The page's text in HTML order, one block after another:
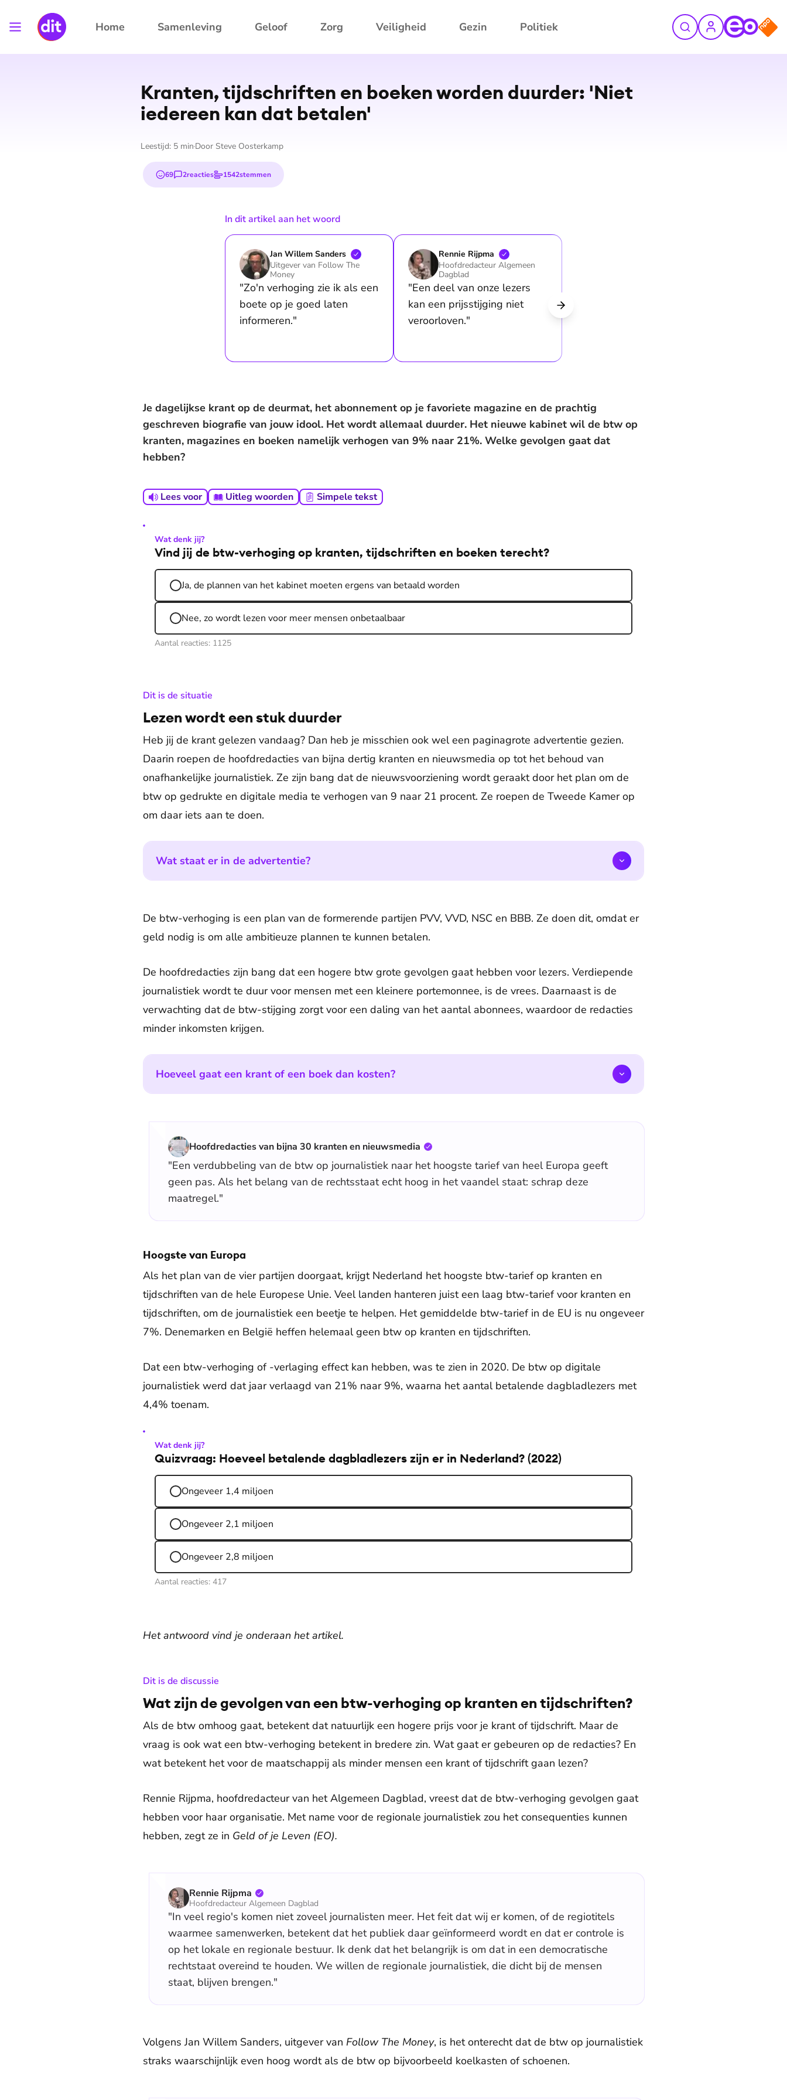
Home Samenleving Geloof Zorg Veiligheid Gezin Politiek
©Pixabay
Kranten, tijd­schrif­ten en boeken worden duurder: 'Niet
iedereen kan dat betalen'
Leestijd: 5 min Door Steve Oosterkamp
69
emojis2reacties 1542stemmen
In dit artikel aan het woord
Jan Willem Sanders
Uitgever van Follow The
Money
"Zo'n verhoging zie ik als een
boete op je goed laten
informeren."
Rennie Rijpma
Hoofdredacteur Algemeen
Dagblad
"Een deel van onze lezers
kan een prijsstijging niet
veroorloven."
Je dagelijkse krant op de deurmat, het abonnement op je favoriete magazine en de prachtig
geschreven biografie van jouw idool. Het wordt allemaal duurder. Het nieuwe kabinet wil de btw op
kranten, magazines en boeken namelijk verhogen van 9% naar 21%. Welke gevolgen gaat dat
hebben?
Lees voor Uitleg woorden Simpele tekst
Wat denk jij?
Vind jij de btw-verhoging op kranten, tijdschriften en boeken terecht?
Ja, de plannen van het kabinet moeten ergens van betaald worden
Nee, zo wordt lezen voor meer mensen onbetaalbaar
Aantal reacties: 1125
Dit is de situatie
Lezen wordt een stuk duurder
Heb jij de krant gelezen vandaag? Dan heb je misschien ook wel een paginagrote advertentie gezien.
Daarin roepen de hoofdredacties van bijna dertig kranten en nieuwsmedia op tot het behoud van
onafhankelijke journalistiek. Ze zijn bang dat de nieuwsvoorziening wordt geraakt door het plan om de
btw op gedrukte en digitale media te verhogen van 9 naar 21 procent. Ze roepen de Tweede Kamer op
om daar iets aan te doen.
Wat staat er in de advertentie?
De btw-verhoging is een plan van de formerende partijen PVV, VVD, NSC en BBB. Ze doen dit, omdat er
geld nodig is om alle ambitieuze plannen te kunnen betalen.
De hoofdredacties zijn bang dat een hogere btw grote gevolgen gaat hebben voor lezers. Verdiepende
journalistiek wordt te duur voor mensen met een kleinere portemonnee, is de vrees. Daarnaast is de
verwachting dat de btw-stijging zorgt voor een daling van het aantal abonnees, waardoor de redacties
minder inkomsten krijgen.
Hoeveel gaat een krant of een boek dan kosten?
Hoofdredacties van bijna 30 kranten en nieuwsmedia
"Een verdubbeling van de btw op journalistiek naar het hoogste tarief van heel Europa geeft
geen pas. Als het belang van de rechtsstaat echt hoog in het vaandel staat: schrap deze
maatregel."
Hoogste van Europa
Als het plan van de vier partijen doorgaat, krijgt Nederland het hoogste btw-tarief op kranten en
tijdschriften van de hele Europese Unie. Veel landen hanteren juist een laag btw-tarief voor kranten en
tijdschriften, om de journalistiek een beetje te helpen. Het gemiddelde btw-tarief in de EU is nu ongeveer
7%. Denemarken en België heffen helemaal geen btw op kranten en tijdschriften.
Dat een btw-verhoging of -verlaging effect kan hebben, was te zien in 2020. De btw op digitale
journalistiek werd dat jaar verlaagd van 21% naar 9%, waarna het aantal betalende dagbladlezers met
4,4% toenam.
Wat denk jij?
Quizvraag: Hoeveel betalende dagbladlezers zijn er in Nederland? (2022)
Ongeveer 1,4 miljoen
Ongeveer 2,1 miljoen
Ongeveer 2,8 miljoen
Aantal reacties: 417
Het antwoord vind je onderaan het artikel.
Dit is de discussie
Wat zijn de gevolgen van een btw-verhoging op kranten en tijdschriften?
Als de btw omhoog gaat, betekent dat natuurlijk een hogere prijs voor je krant of tijdschrift. Maar de
vraag is ook wat een btw-verhoging betekent in bredere zin. Wat gaat er gebeuren op de redacties? En
wat betekent het voor de maatschappij als minder mensen een krant of tijdschrift gaan lezen?
Rennie Rijpma, hoofdredacteur van het Algemeen Dagblad, vreest dat de btw-verhoging gevolgen gaat
hebben voor haar organisatie. Met name voor de regionale journalistiek zou het consequenties kunnen
hebben, zegt ze in Geld of je Leven (EO).
Rennie Rijpma
Hoofdredacteur Algemeen Dagblad
"In veel regio's komen niet zoveel journalisten meer. Het feit dat wij er komen, of de regiotitels
waarmee samenwerken, betekent dat het publiek daar geïnformeerd wordt en dat er controle is
op het lokale en regionale bestuur. Ik denk dat het belangrijk is om dat in een democratische
rechtstaat overeind te houden. We willen de regionale journalistiek, die dicht bij de mensen
staat, blijven brengen."
Volgens Jan Willem Sanders, uitgever van Follow The Money, is het onterecht dat de btw op journalistiek
straks waarschijnlijk even hoog wordt als de btw op bijvoorbeeld koelkasten of schoenen.